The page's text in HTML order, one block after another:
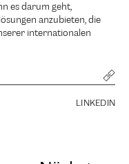
es darum geht,
anzubieten, die
internationalen
LINKEDIN